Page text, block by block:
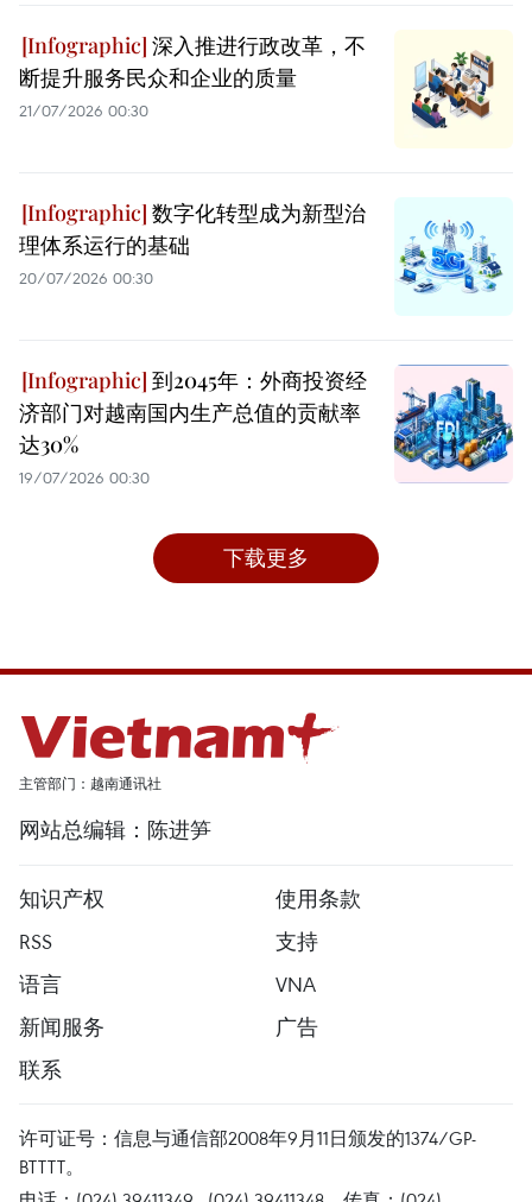
深入推进行政改革，不
断提升服务民众和企业的质量
21/07/2026 00:30
数字化转型成为新型治
理体系运行的基础
20/07/2026 00:30
到2045年：外商投资经
济部门对越南国内生产总值的贡献率
达30%
19/07/2026 00:30
下载更多
主管部门：越南通讯社
网站总编辑：陈进笋
知识产权
使用条款
RSS
支持
语言
VNA
新闻服务
广告
联系
许可证号：信息与通信部2008年9月11日颁发的1374/GP-
BTTTT。